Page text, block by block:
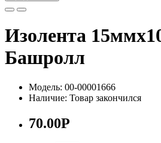
Изолента
Башролл
Модель: 00-00001666
Наличие: Товар закончился
70.00Р